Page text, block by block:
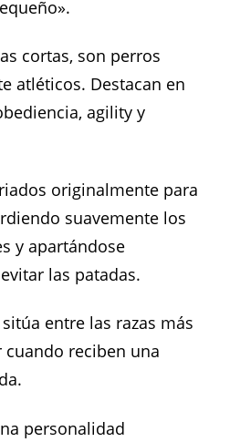
cortas, son perros
atléticos. Destacan en
agility y
originalmente para
suavemente los
y apartándose
las patadas.
entre las razas más
reciben una
personalidad